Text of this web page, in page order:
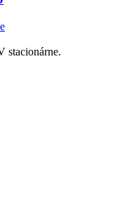
stacionárne.